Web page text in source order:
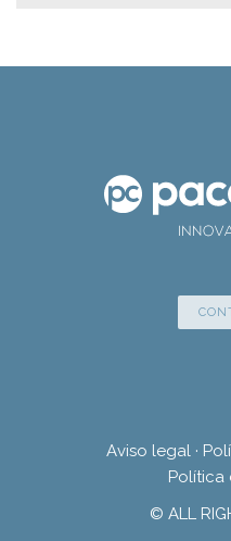
Aviso legal ·
Política
© ALL